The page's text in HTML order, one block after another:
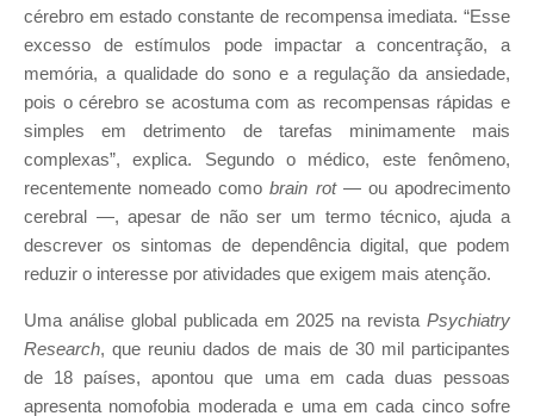
cérebro em estado constante de recompensa imediata. “Esse
excesso de estímulos pode impactar a concentração, a
memória, a qualidade do sono e a regulação da ansiedade,
pois o cérebro se acostuma com as recompensas rápidas e
simples em detrimento de tarefas minimamente mais
complexas”, explica. Segundo o médico, este fenômeno,
recentemente nomeado comobrain rot— ou apodrecimento
cerebral —, apesar de não ser um termo técnico, ajuda a
descrever os sintomas de dependência digital, que podem
reduzir o interesse por atividades que exigem mais atenção.
Uma análise global publicada em 2025 na revista Psychiatry
Research, que reuniu dados de mais de 30 mil participantes
de 18 países, apontou que uma em cada duas pessoas
apresenta nomofobia moderada e uma em cada cinco sofre